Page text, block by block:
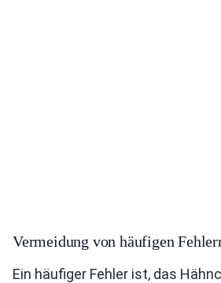
Vermeidung von häufigen
Ein häufiger Fehler ist, das